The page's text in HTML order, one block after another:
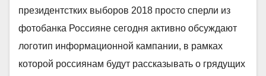
президентстких выборов 2018 просто сперли из
фотобанка Россияне сегодня активно обсуждают
логотип информационной кампании, в рамках
которой россиянам будут рассказывать о грядущих